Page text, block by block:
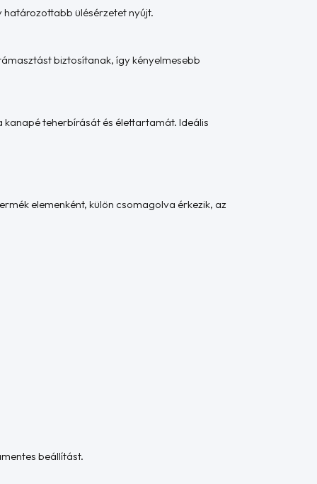
határozottabb ülésérzetet nyújt.
biztosítanak, így kényelmesebb
teherbírását és élettartamát. Ideális
elemenként, külön csomagolva érkezik, az
beállítást.